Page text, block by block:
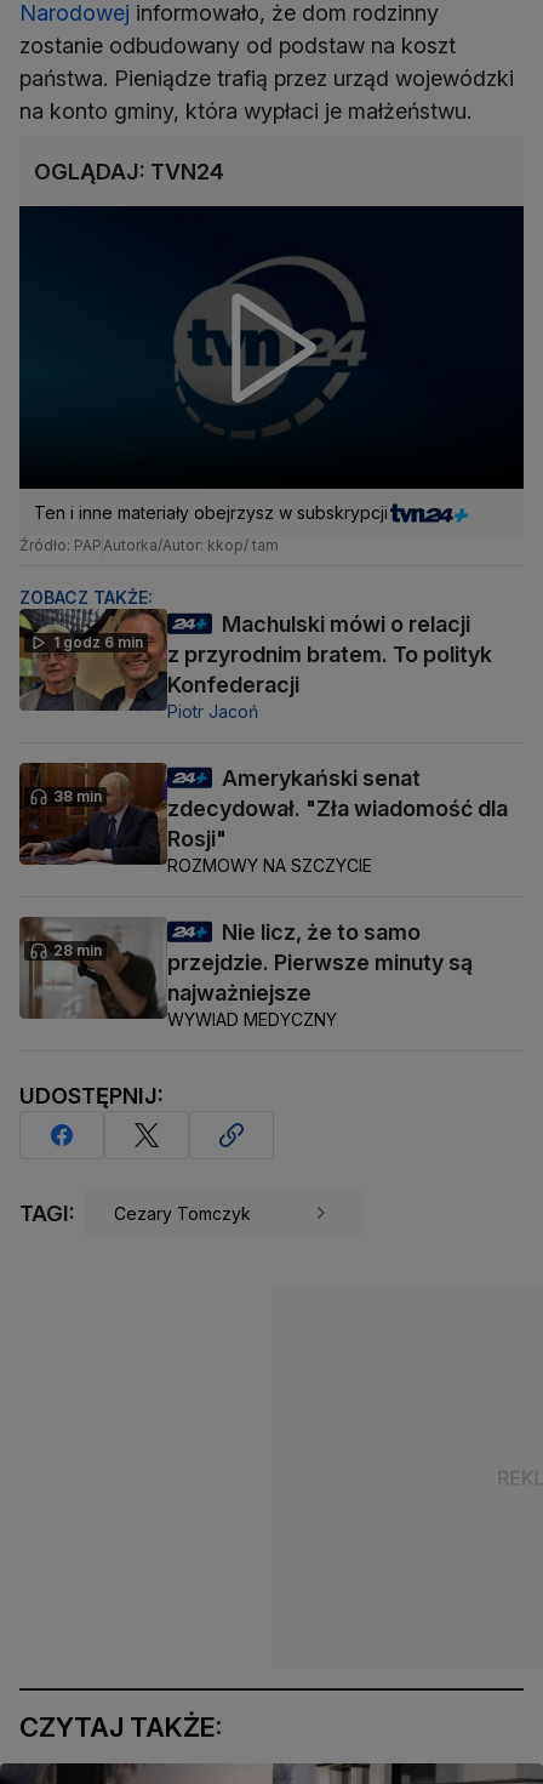
Narodowej informowało, że dom rodzinny
zostanie odbudowany od podstaw na koszt
państwa. Pieniądze trafią przez urząd wojewódzki
na konto gminy, która wypłaci je małżeństwu.
OGLĄDAJ: TVN24
Ten i inne materiały obejrzysz w subskrypcji
Źródło: PAPAutorka/Autor: kkop/ tam
ZOBACZ TAKŻE:
1 godz 6 min
Machulski mówi o relacji
z przyrodnim bratem. To polityk
Konfederacji
Piotr Jacoń
38 min
Amerykański senat
zdecydował. "Zła wiadomość dla
Rosji"
ROZMOWY NA SZCZYCIE
28 min
Nie licz, że to samo
przejdzie. Pierwsze minuty są
najważniejsze
WYWIAD MEDYCZNY
UDOSTĘPNIJ:
TAGI: Cezary Tomczyk
CZYTAJ TAKŻE: